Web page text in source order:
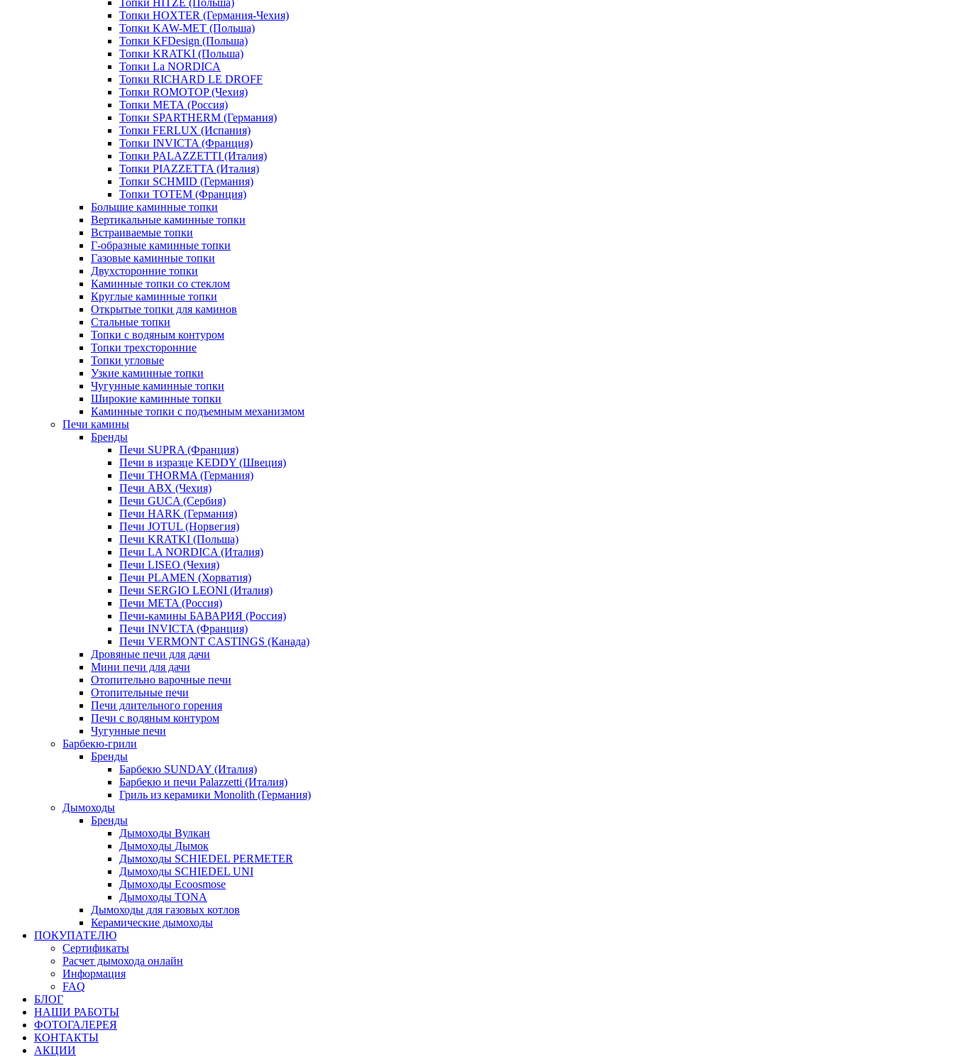
Топки HITZE (Польша)
Топки HOXTER (Германия-Чехия)
Топки KAW-MET (Польша)
Топки KFDesign (Польша)
Топки KRATKI (Польша)
Топки La NORDICA
Топки RICHARD LE DROFF
Топки ROMOTOP (Чехия)
Топки МЕТА (Россия)
Топки SPARTHERM (Германия)
Топки FERLUX (Испания)
Топки INVICTA (Франция)
Топки PALAZZETTI (Италия)
Топки PIAZZETTA (Италия)
Топки SCHMID (Германия)
Топки TOTEM (Франция)
Большие каминные топки
Вертикальные каминные топки
Встраиваемые топки
Г-образные каминные топки
Газовые каминные топки
Двухсторонние топки
Каминные топки со стеклом
Круглые каминные топки
Открытые топки для каминов
Стальные топки
Топки с водяным контуром
Топки трехсторонние
Топки угловые
Узкие каминные топки
Чугунные каминные топки
Широкие каминные топки
Каминные топки с подъемным механизмом
Печи камины
Бренды
Печи SUPRA (Франция)
Печи в изразце KEDDY (Швеция)
Печи THORMA (Германия)
Печи ABX (Чехия)
Печи GUCA (Сербия)
Печи HARK (Германия)
Печи JOTUL (Норвегия)
Печи KRATKI (Польша)
Печи LA NORDICA (Италия)
Печи LISEO (Чехия)
Печи PLAMEN (Хорватия)
Печи SERGIO LEONI (Италия)
Печи META (Россия)
Печи-камины БАВАРИЯ (Россия)
Печи INVICTA (Франция)
Печи VERMONT CASTINGS (Канада)
Дровяные печи для дачи
Мини печи для дачи
Отопительно варочные печи
Отопительные печи
Печи длительного горения
Печи с водяным контуром
Чугунные печи
Барбекю-грили
Бренды
Барбекю SUNDAY (Италия)
Барбекю и печи Palazzetti (Италия)
Гриль из керамики Monolith (Германия)
Дымоходы
Бренды
Дымоходы Вулкан
Дымоходы Дымок
Дымоходы SCHIEDEL PERMETER
Дымоходы SCHIEDEL UNI
Дымоходы Ecoosmose
Дымоходы TONA
Дымоходы для газовых котлов
Керамические дымоходы
ПОКУПАТЕЛЮ
Сертификаты
Расчет дымохода онлайн
Информация
FAQ
БЛОГ
НАШИ РАБОТЫ
ФОТОГАЛЕРЕЯ
КОНТАКТЫ
АКЦИИ